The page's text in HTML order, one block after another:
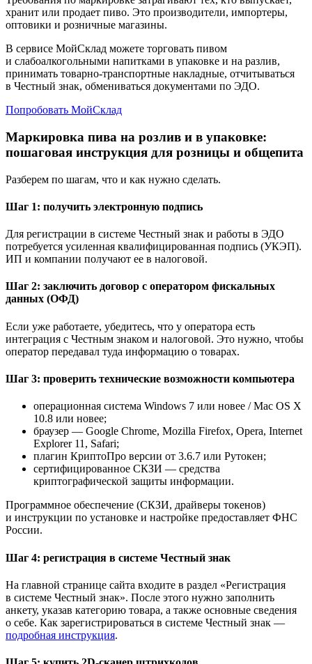
хранит или продает пиво. Это производители, импортеры,
оптовики и розничные магазины.
В сервисе МойСклад можете торговать пивом
и слабоалкогольными напитками в упаковке и на разлив,
принимать товарно-транспортные накладные, отчитываться
в Честный знак, обмениваться документами по ЭДО.
Попробовать МойСклад
Маркировка пива на розлив и в упаковке:
пошаговая инструкция для розницы и общепита
Разберем по шагам, что и как нужно сделать.
Шаг 1: получить электронную подпись
Для регистрации в системе Честный знак и работы в ЭДО
потребуется усиленная квалифицированная подпись (УКЭП).
ИП и компании получают ее в налоговой.
Шаг 2: заключить договор с оператором фискальных
данных (ОФД)
Если уже работаете, убедитесь, что у оператора есть
интеграция с Честным знаком и налоговой. Это нужно, чтобы
оператор передавал туда информацию о товарах.
Шаг 3: проверить технические возможности компьютера
операционная система Windows 7 или новее / Mac OS X
10.8 или новее;
браузер — Google Chrome, Mozilla Firefox, Opera, Internet
Explorer 11, Safari;
плагин КриптоПро версии от 3.6.7 или Рутокен;
сертифицированное СКЗИ — средства
криптографической защиты информации.
Программное обеспечение (СКЗИ, драйверы токенов)
и инструкции по установке и настройке предоставляет ФНС
России.
Шаг 4: регистрация в системе Честный знак
На главной странице сайта входите в раздел «Регистрация
в системе Честный знак». После этого нужно заполнить
анкету, указав категорию товара, а также основные сведения
о себе. Как зарегистрироваться в системе Честный знак —
подробная инструкция.